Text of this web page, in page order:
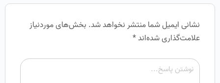
نشانی ایمیل شما منتشر نخواهد شد. بخش‌های موردنیاز
علامت‌گذاری شده‌اند*